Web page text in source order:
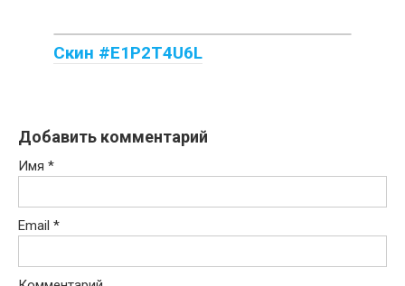
Скин #E1P2T4U6L
Добавить комментарий
Имя *
Email *